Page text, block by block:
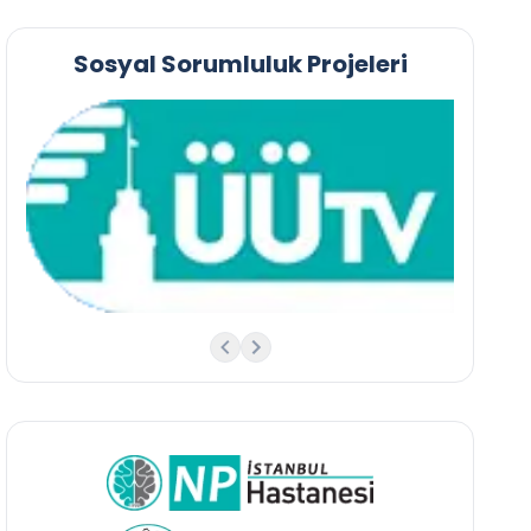
Sosyal Sorumluluk Projeleri